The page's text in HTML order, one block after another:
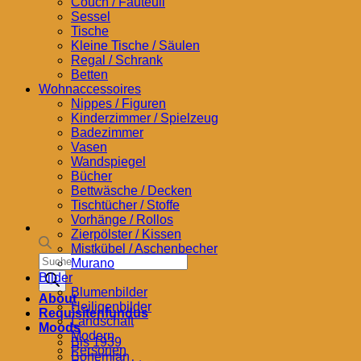
Products
search
About
Requisitenfundus
Moods
Bis 1939
Bohemian
Sessel
Tische
Kleine Tische / Säulen
Regal / Schrank
Betten
Wohnaccessoires
Nippes / Figuren
Kinderzimmer / Spielzeug
Badezimmer
Vasen
Wandspiegel
Bücher
Bettwäsche / Decken
Tischtücher / Stoffe
Vorhänge / Rollos
Zierpölster / Kissen
Mistkübel / Aschenbecher
Murano
Bilder
Blumenbilder
Heiligenbilder
Landschaft
Modern
Personen